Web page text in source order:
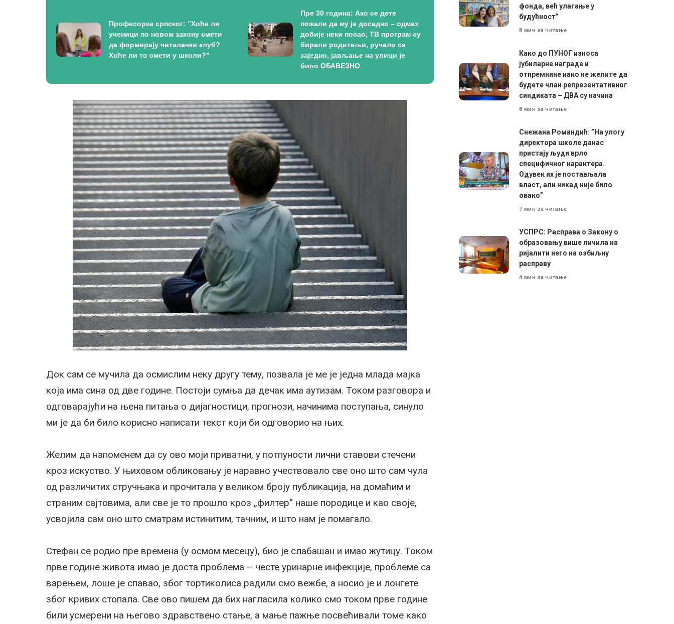
Професорка српског: ”Хоће ли
ученици по новом закону смети
да формирају читалачки клуб?
Хоће ли то смети у школи?”
Пре 30 година: Ако се дете
пожали да му је досадно – одмах
добије неки посао, ТВ програм су
бирали родитељи, ручало се
заједно, јављање на улици је
било ОБАВЕЗНО
Док сам се мучила да осмислим неку другу тему, позвала је ме је једна млада мајка
која има сина од две године. Постоји сумња да дечак има аутизам. Током разговора и
одговарајући на њена питања о дијагностици, прогнози, начинима поступања, синуло
ми је да би било корисно написати текст који би одговорио на њих.
Желим да напоменем да су ово моји приватни, у потпуности лични ставови стечени
кроз искуство. У њиховом обликовању је наравно учествовало све оно што сам чула
од различитих стручњака и прочитала у великом броју публикација, на домаћим и
страним сајтовима, али све је то прошло кроз „филтер“ наше породице и као своје,
усвојила сам оно што сматрам истинитим, тачним, и што нам је помагало.
Стефан се родио пре времена (у осмом месецу), био је слабашан и имао жутицу. Током
прве године живота имао је доста проблема – честе уринарне инфекције, проблеме са
варењем, лоше је спавао, због тортиколиса радили смо вежбе, а носио је и лонгете
због кривих стопала. Све ово пишем да бих нагласила колико смо током прве године
били усмерени на његово здравствено стање, а мање пажње посвећивали томе како
фонда, већ улагање у
будућност”
8 мин за читање
Како до ПУНОГ износа
јубиларне награде и
отпремнине иако не желите да
будете члан репрезентативног
синдиката – ДВА су начина
8 мин за читање
Снежана Романдић: ”На улогу
директора школе данас
пристају људи врло
специфичног карактера.
Одувек их је постављала
власт, али никад није било
овако”
7 мин за читање
УСПРС: Расправа о Закону о
образовању више личила на
ријалити него на озбиљну
расправу
4 мин за читање